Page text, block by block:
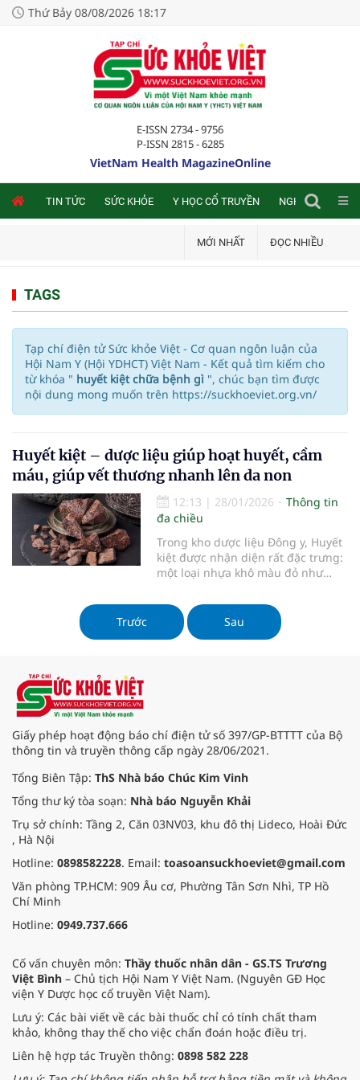
Thứ Bảy 08/08/2026 18:17
E-ISSN 2734 - 9756
P-ISSN 2815 - 6285
VietNam Health MagazineOnline
TIN TỨC SỨC KHỎE Y HỌC CỔ TRUYỀN NGHIÊN CỨU
MỚI NHẤT ĐỌC NHIỀU
TAGS
Tạp chí điện tử Sức khỏe Việt - Cơ quan ngôn luận của
Hội Nam Y (Hội YDHCT) Việt Nam - Kết quả tìm kiếm cho
từ khóa " huyết kiệt chữa bệnh gì ", chúc bạn tìm được
nội dung mong muốn trên https://suckhoeviet.org.vn/
Huyết kiệt – dược liệu giúp hoạt huyết, cầm
máu, giúp vết thương nhanh lên da non
12:13 | 28/01/2026
Thông tin
đa chiều
Trong kho dược liệu Đông y, Huyết
kiệt được nhận diện rất đặc trưng:
một loại nhựa khô màu đỏ như
dùng với mục đích hoạt huyết –
tán ứ, sinh tân, giảm đau và hỗ trợ
hồi phục da. Từ những vết bầm tím
da” quen thuộc.
Trước Sau
Giấy phép hoạt động báo chí điện tử số 397/GP-BTTTT của Bộ
thông tin và truyền thông cấp ngày 28/06/2021.
Tổng Biên Tập: ThS Nhà báo Chúc Kim Vinh
Tổng thư ký tòa soạn: Nhà báo Nguyễn Khải
Trụ sở chính: Tầng 2, Căn 03NV03, khu đô thị Lideco, Hoài Đức
, Hà Nội
Hotline: 0898582228. Email: toasoansuckhoeviet@gmail.com
Văn phòng TP.HCM: 909 Âu cơ, Phường Tân Sơn Nhì, TP Hồ
Chí Minh
Hotline: 0949.737.666
Cố vấn chuyên môn: Thầy thuốc nhân dân - GS.TS Trương
Việt Bình – Chủ tịch Hội Nam Y Việt Nam. (Nguyên GĐ Học
viện Y Dược học cổ truyền Việt Nam).
Lưu ý: Các bài viết về các bài thuốc chỉ có tính chất tham
khảo, không thay thế cho việc chẩn đoán hoặc điều trị.
Liên hệ hợp tác Truyền thông: 0898 582 228